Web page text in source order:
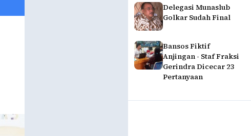
Delegasi Munaslub
Golkar Sudah Final
Bansos Fiktif
Anjingan - Staf Fraksi
Gerindra Dicecar 23
Pertanyaan